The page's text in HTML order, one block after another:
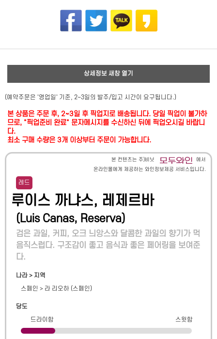
상세정보 새창 열기
(예약주문은 '영업일' 기준, 2~3일의 발주/입고 시간이 요구됩니다.)
본 상품은 주문 후, 2~3일 후 픽업지로 배송됩니다. 당일 픽업이 불가하
므로, "픽업준비 완료" 문자메시지를 수신하신 뒤에 픽업오시길 바랍니
다.
최소 구매 수량은 3개 이상부터 주문이 가능합니다.
본 컨텐츠는 주)비닛
에서
온라인몰에게 제공하는 와인정보제공 서비스입니다.
레드
루이스 까냐스, 레제르바
(Luis Canas, Reserva)
검은 과일, 커피, 오크 늬앙스와 달콤한 과일의 향기가 먹
음직스럽다. 구조감이 좋고 음식과 좋은 페어링을 보여준
다.
나라 > 지역
스페인 > 라 리오하 (스페인)
당도
드라이함
스윗함